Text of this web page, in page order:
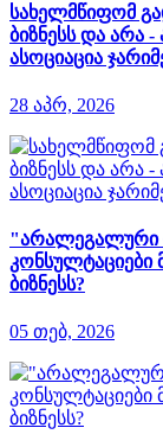
სახელმწიფომ
ბიზნესს და არა
ასოციაცია
28 აპრ, 2026
"არალეგალური
კონსულტაციები
ბიზნესს?
05 თებ, 2026